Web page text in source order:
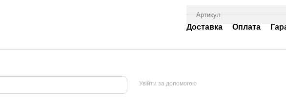
Артикул
Доставка Оплата
Увійти за допомогою